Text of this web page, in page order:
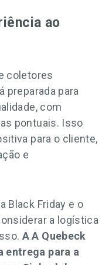
ao
coletores
preparada para
com
pontuais. Isso
para o cliente,
e
Black Friday e o
a logística
A A Quebeck
entrega para a